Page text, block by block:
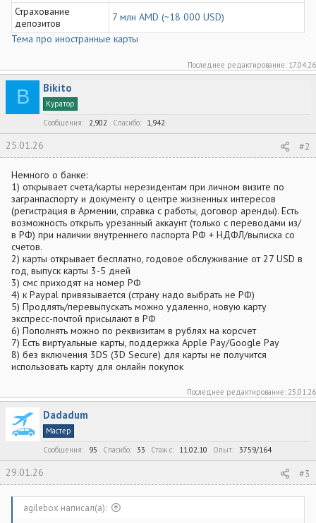
Страхование
депозитов
7 млн AMD (~18 000 USD)
Тема про иностранные карты
Последнее редактирование: 17.04.26
B Bikito
Куратор
Сообщения
2,902 Спасибо 1,942
25.01.26 #2
Немного о банке:
1) открывает счета/карты нерезидентам при личном визите по
загранпаспорту и документу о центре жизненных интересов
(регистрация в Армении, справка с работы, договор аренды). Есть
возможность открыть урезанный аккаунт (только с переводами из/
в РФ) при наличии внутреннего паспорта РФ + НДФЛ/выписка со
счетов.
2) карты открывает бесплатно, годовое обслуживание от 27 USD в
год, выпуск карты 3-5 дней
3) смс приходят на номер РФ
4) к Paypal привязывается (страну надо выбрать не РФ)
5) Продлять/перевыпускать можно удаленно, новую карту
экспресс-почтой присылают в РФ
6) Пополнять можно по реквизитам в рублях на корсчет
7) Есть виртуальные карты, поддержка Apple Pay/Google Pay
8) без включения 3DS (3D Secure) для карты не получится
использовать карту для онлайн покупок
Последнее редактирование: 25.01.26
Dadadum
Мастер
Сообщения
95 Спасибо 33 Стаж c 11.02.10 Опыт 3759/164
29.01.26 #3
agilebox написал(а):